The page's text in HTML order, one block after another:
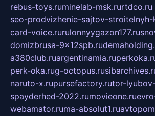
rebus-toys.ruminelab-msk.rurtdco.ru
seo-prodvizhenie-sajtov-stroitelnyh-
card-voice.rurulonnyygazon177.ru
domizbrusa-9x12spb.ru
a380club.ruargentinamia.ru
perk-oka.rug-octopus.ru
naruto-x.rupursefactory.rutor-
spayderhed-2022.rumovieone.ru
webamator.ruma-absolut1.ru